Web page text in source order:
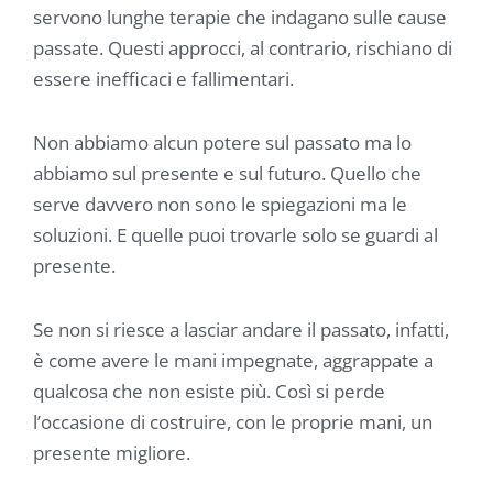
servono lunghe terapie che indagano sulle cause
passate. Questi approcci, al contrario, rischiano di
essere inefficaci e fallimentari.
Non abbiamo alcun potere sul passato ma lo
abbiamo sul presente e sul futuro. Quello che
serve davvero non sono le spiegazioni ma le
soluzioni. E quelle puoi trovarle solo se guardi al
presente.
Se non si riesce a lasciar andare il passato, infatti,
è come avere le mani impegnate, aggrappate a
qualcosa che non esiste più. Così si perde
l’occasione di costruire, con le proprie mani, un
presente migliore.